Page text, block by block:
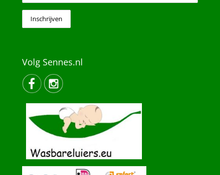
Volg Sennes.nl